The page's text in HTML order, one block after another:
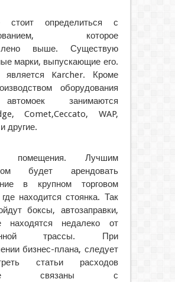
стоит определиться с
которое
выше. Существую
марки, выпускающие его.
является Karcher. Кроме
оборудования
занимаются
Comet,Ceccato, WAP,
другие.
помещения. Лучшим
будет арендовать
в крупном торговом
находится стоянка. Так
боксы, автозаправки,
находятся недалеко от
трассы. При
бизнес-плана, следует
статьи расходов
связаны с